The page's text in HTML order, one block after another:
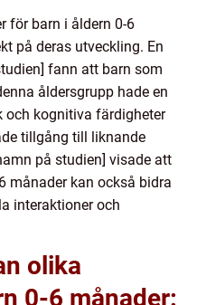
för barn i åldern 0-6
på deras utveckling. En
fann att barn som
åldersgrupp hade en
och kognitiva färdigheter
tillgång till liknande
på studien] visade att
månader kan också bidra
interaktioner och
olika
0-6 månader: